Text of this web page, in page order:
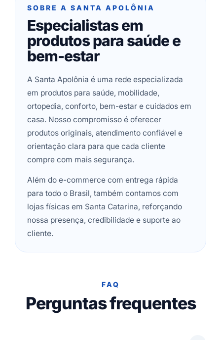
SOBRE A SANTA APOLÔNIA
Especialistas em
produtos para saúde e
bem-estar
A Santa Apolônia é uma rede especializada
em produtos para saúde, mobilidade,
ortopedia, conforto, bem-estar e cuidados em
casa. Nosso compromisso é oferecer
produtos originais, atendimento confiável e
orientação clara para que cada cliente
compre com mais segurança.
Além do e-commerce com entrega rápida
para todo o Brasil, também contamos com
lojas físicas em Santa Catarina, reforçando
nossa presença, credibilidade e suporte ao
cliente.
FAQ
Perguntas frequentes